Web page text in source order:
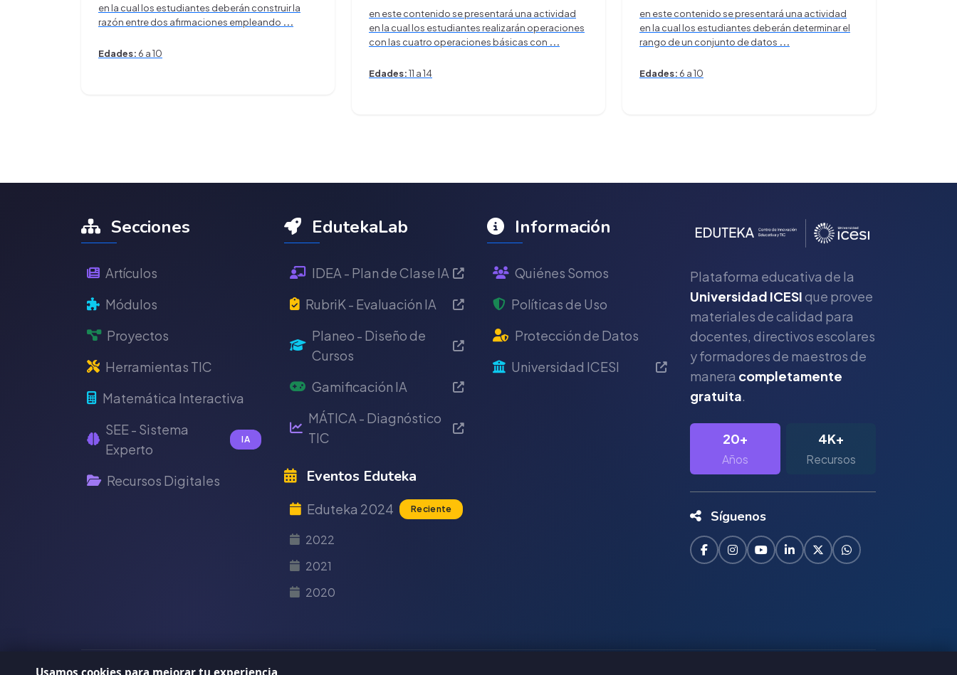
en la cual los estudiantes deberán construir la
razón entre dos afirmaciones empleando ...
Edades: 6 a 10
en este contenido se presentará una actividad
en la cual los estudiantes realizarán operaciones
con las cuatro operaciones básicas con ...
Edades:11 a 14
en este contenido se presentará una actividad
en la cual los estudiantes deberán determinar el
rango de un conjunto de datos ...
Edades: 6 a 10
Usamos cookies para mejorar tu experiencia
Secciones
Artículos
Módulos
Proyectos
Herramientas TIC
Matemática Interactiva
SEE - Sistema
Experto
IA
Recursos Digitales
EdutekaLab
IDEA - Plan de Clase IA
RubriK - Evaluación IA
Planeo - Diseño de
Cursos
Gamificación IA
MÁTICA - Diagnóstico
TIC
Eventos Eduteka
Eduteka 2024 Reciente
2022
2021
2020
Información
Quiénes Somos
Políticas de Uso
Protección de Datos
Universidad ICESI
Plataforma educativa de la
Universidad ICESIque provee
materiales de calidad para
docentes, directivos escolares
y formadores de maestros de
manera completamente
gratuita.
20+
Años
4K+
Recursos
Síguenos